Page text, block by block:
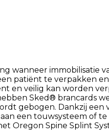
immobilisatie
patiënt te verpakken
en veilig kan worden
Sked® brancards
gebogen. Dankzij
een touwsysteem of
Oregon Spine Splint